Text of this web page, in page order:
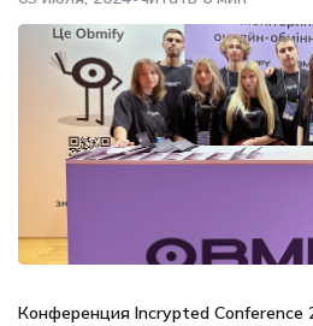
Конференция Incrypted Conference